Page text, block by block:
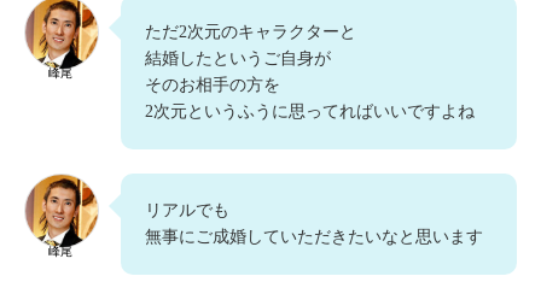
峰尾
ただ2次元のキャラクターと
結婚したというご自身が
そのお相手の方を
2次元というふうに思ってればいいですよね
峰尾
リアルでも
無事にご成婚していただきたいなと思います